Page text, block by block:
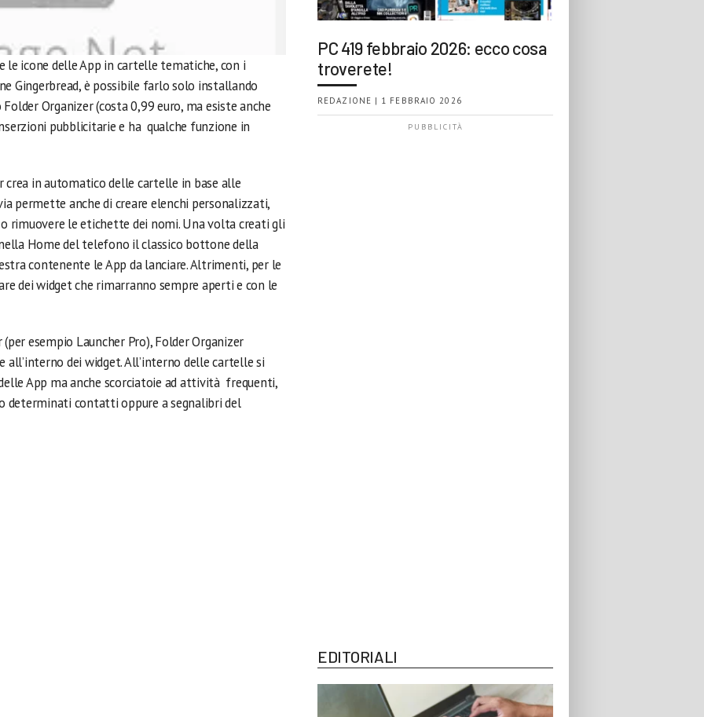
le icone delle App in cartelle tematiche, con i
Gingerbread, è possibile farlo solo installando
Organizer (costa 0,99 euro, ma esiste anche
pubblicitarie e ha qualche funzione in
in automatico delle cartelle in base alle
permette anche di creare elenchi personalizzati,
rimuovere le etichette dei nomi. Una volta creati gli
Home del telefono il classico bottone della
contenente le App da lanciare. Altrimenti, per le
dei widget che rimarranno sempre aperti e con le
esempio Launcher Pro), Folder Organizer
dei widget. All’interno delle cartelle si
App ma anche scorciatoie ad attività frequenti,
determinati contatti oppure a segnalibri del
PC 419 febbraio 2026: ecco cosa
troverete!
REDAZIONE | 1 FEBBRAIO 2026
EDITORIALI